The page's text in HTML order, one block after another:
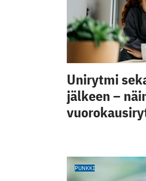
Unirytmi
jälkeen –
PUNKKI